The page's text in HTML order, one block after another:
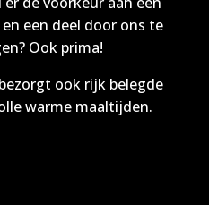
een deel door ons te
Ook prima!
ook rijk belegde
warme maaltijden.